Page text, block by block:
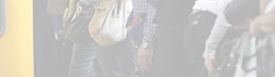
la línea F